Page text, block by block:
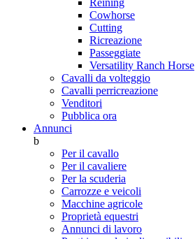
Reining
Cowhorse
Cutting
Ricreazione
Passeggiate
Versatility Ranch Horse
Cavalli da volteggio
Cavalli perricreazione
Venditori
Pubblica ora
Annunci
b
Per il cavallo
Per il cavaliere
Per la scuderia
Carrozze e veicoli
Macchine agricole
Proprietà equestri
Annunci di lavoro